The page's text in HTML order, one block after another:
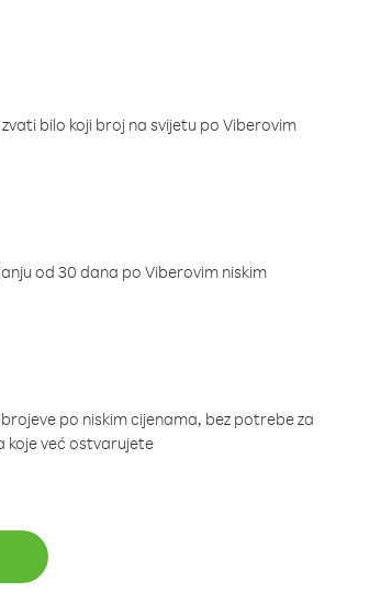
bilo koji broj na svijetu po Viberovim
od 30 dana po Viberovim niskim
po niskim cijenama, bez potrebe za
koje već ostvarujete